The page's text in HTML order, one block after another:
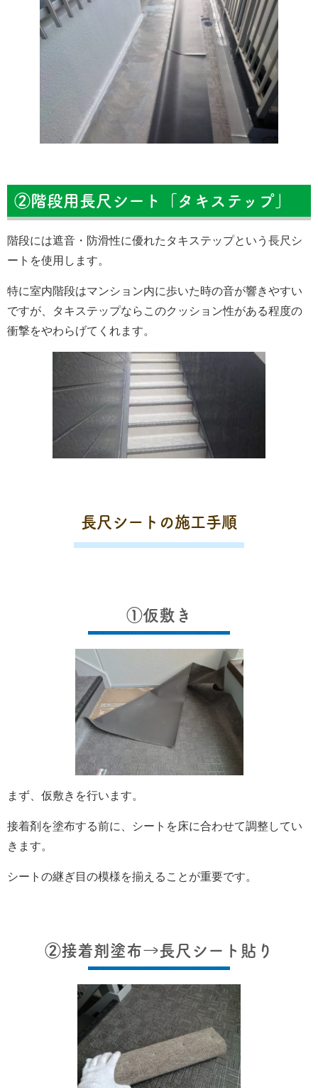
②階段用長尺シート「タキステップ」
階段には遮音・防滑性に優れたタキステップという長尺シ
ートを使用します。
特に室内階段はマンション内に歩いた時の音が響きやすい
ですが、タキステップならこのクッション性がある程度の
衝撃をやわらげてくれます。
長尺シートの施工手順
①仮敷き
まず、仮敷きを行います。
接着剤を塗布する前に、シートを床に合わせて調整してい
きます。
シートの継ぎ目の模様を揃えることが重要です。
②接着剤塗布→長尺シート貼り